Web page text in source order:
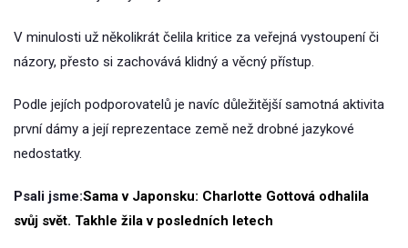
V minulosti už několikrát čelila kritice za veřejná vystoupení či
názory, přesto si zachovává klidný a věcný přístup.
Podle jejích podporovatelů je navíc důležitější samotná aktivita
první dámy a její reprezentace země než drobné jazykové
nedostatky.
Psali jsme:Sama v Japonsku: Charlotte Gottová odhalila
svůj svět. Takhle žila v posledních letech